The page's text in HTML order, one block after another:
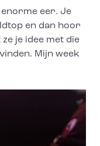
enorme eer. Je
en dan hoor
je idee met die
Mijn week